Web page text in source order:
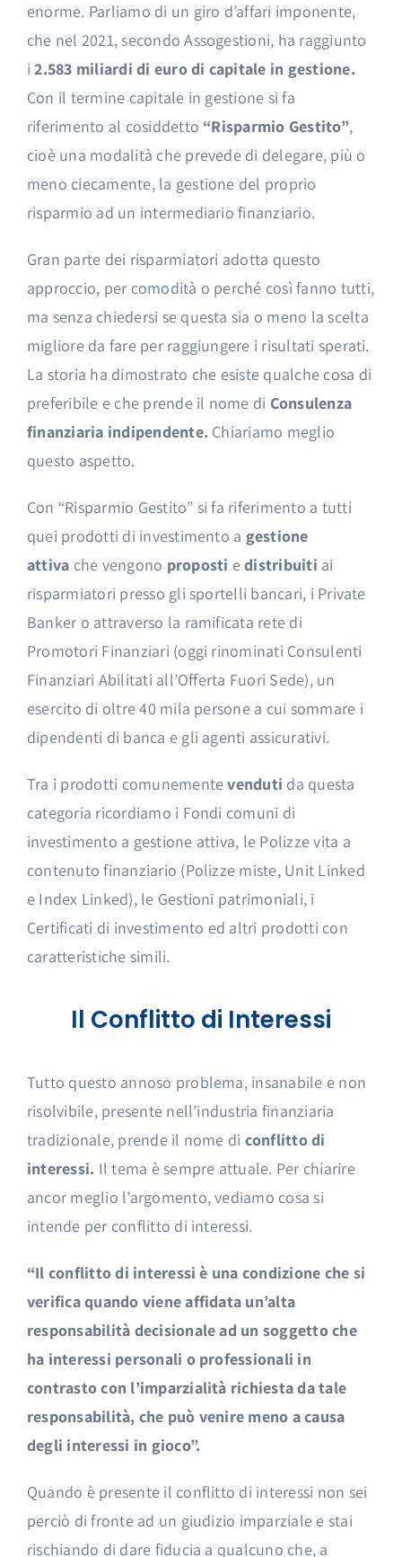
enorme. Parliamo di un giro d’affari imponente,
che nel 2021, secondo Assogestioni, ha raggiunto
i2.583 miliardi di euro di capitale in gestione.
Con il termine capitale in gestione si fa
riferimento al cosiddetto “Risparmio Gestito”,
cioè una modalità che prevede di delegare, più o
meno ciecamente, la gestione del proprio
risparmio ad un intermediario finanziario.
Gran parte dei risparmiatori adotta questo
approccio, per comodità o perché così fanno tutti,
ma senza chiedersi se questa sia o meno la scelta
migliore da fare per raggiungere i risultati sperati.
La storia ha dimostrato che esiste qualche cosa di
preferibile e che prende il nome di Consulenza
finanziaria indipendente. Chiariamo meglio
questo aspetto.
Con “Risparmio Gestito” si fa riferimento a tutti
quei prodotti di investimento a gestione
attiva che vengono proposti edistribuiti ai
risparmiatori presso gli sportelli bancari, i Private
Banker o attraverso la ramificata rete di
Promotori Finanziari (oggi rinominati Consulenti
Finanziari Abilitati all’Offerta Fuori Sede), un
esercito di oltre 40 mila persone a cui sommare i
dipendenti di banca e gli agenti assicurativi.
Tra i prodotti comunementevenduti da questa
categoria ricordiamo i Fondi comuni di
investimento a gestione attiva, le Polizze vita a
contenuto finanziario (Polizze miste, Unit Linked
e Index Linked), le Gestioni patrimoniali, i
Certificati di investimento ed altri prodotti con
caratteristiche simili.
Il Conflitto di Interessi
Tutto questo annoso problema, insanabile e non
risolvibile, presente nell’industria finanziaria
tradizionale, prende il nome di conflitto di
interessi. Il tema è sempre attuale. Per chiarire
ancor meglio l’argomento, vediamo cosa si
intende per conflitto di interessi.
“Il conflitto di interessi è una condizione che si
verifica quando viene affidata un’alta
responsabilità decisionale ad un soggetto che
ha interessi personali o professionali in
contrasto con l’imparzialità richiesta da tale
responsabilità, che può venire meno a causa
degli interessi in gioco”.
Quando è presente il conflitto di interessi non sei
perciò di fronte ad un giudizio imparziale e stai
rischiando di dare fiducia a qualcuno che, a